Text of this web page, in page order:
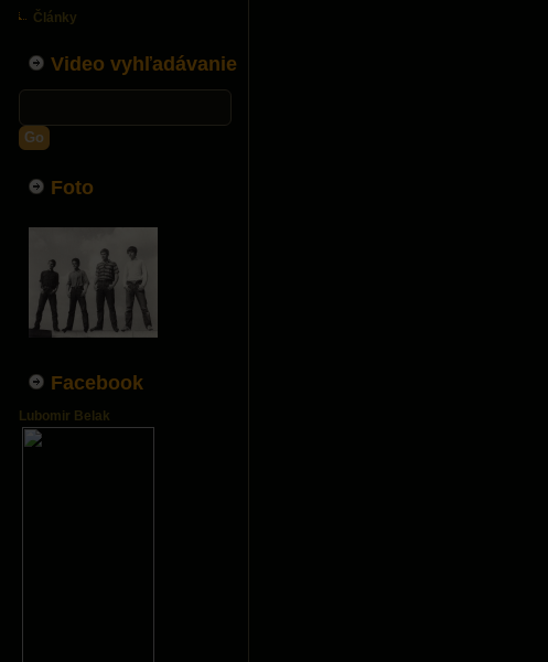
Články
Video vyhľadávanie
Go
Foto
Facebook
Lubomir Belak